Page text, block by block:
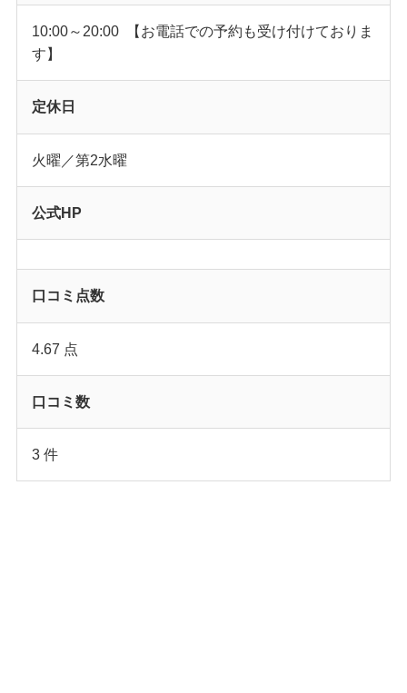
10:00～20:00 【お電話での予約も受け付けておりま
す】
定休日
火曜／第2水曜
公式HP
口コミ点数
4.67 点
口コミ数
3 件